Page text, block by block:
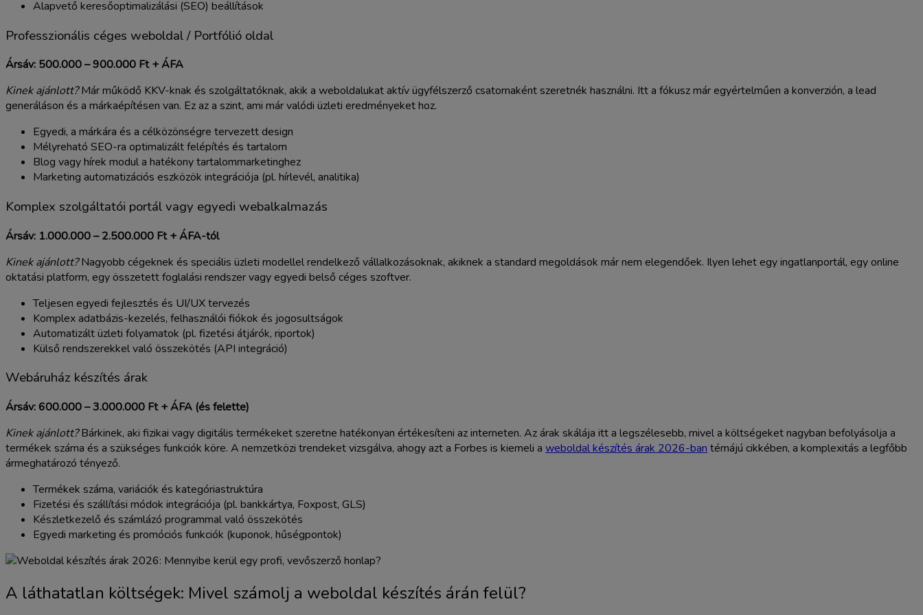
Alapvető keresőoptimalizálási (SEO) beállítások
Professzionális céges weboldal / Portfólió oldal
Ársáv: 500.000 – 900.000 Ft + ÁFA
Kinek ajánlott?Már működő KKV-knak és szolgáltatóknak, akik a weboldalukat aktív ügyfélszerző csatornaként szeretnék használni. Itt a fókusz már egyértelműen a konverzión, a lead
generáláson és a márkaépítésen van. Ez az a szint, ami már valódi üzleti eredményeket hoz.
Egyedi, a márkára és a célközönségre tervezett design
Mélyreható SEO-ra optimalizált felépítés és tartalom
Blog vagy hírek modul a hatékony tartalommarketinghez
Marketing automatizációs eszközök integrációja (pl. hírlevél, analitika)
Komplex szolgáltatói portál vagy egyedi webalkalmazás
Ársáv: 1.000.000 – 2.500.000 Ft + ÁFA-tól
Kinek ajánlott?Nagyobb cégeknek és speciális üzleti modellel rendelkező vállalkozásoknak, akiknek a standard megoldások már nem elegendőek. Ilyen lehet egy ingatlanportál, egy online
oktatási platform, egy összetett foglalási rendszer vagy egyedi belső céges szoftver.
Teljesen egyedi fejlesztés és UI/UX tervezés
Komplex adatbázis-kezelés, felhasználói fiókok és jogosultságok
Automatizált üzleti folyamatok (pl. fizetési átjárók, riportok)
Külső rendszerekkel való összekötés (API integráció)
Webáruház készítés árak
Ársáv: 600.000 – 3.000.000 Ft + ÁFA (és felette)
Kinek ajánlott?Bárkinek, aki fizikai vagy digitális termékeket szeretne hatékonyan értékesíteni az interneten. Az árak skálája itt a legszélesebb, mivel a költségeket nagyban befolyásolja a
termékek száma és a szükséges funkciók köre. A nemzetközi trendeket vizsgálva, ahogy azt a Forbes is kiemeli a weboldal készítés árak 2026-ban témájú cikkében, a komplexitás a legfőbb
ármeghatározó tényező.
Termékek száma, variációk és kategóriastruktúra
Fizetési és szállítási módok integrációja (pl. bankkártya, Foxpost, GLS)
Készletkezelő és számlázó programmal való összekötés
Egyedi marketing és promóciós funkciók (kuponok, hűségpontok)
A láthatatlan költségek: Mivel számolj a weboldal készítés árán felül?